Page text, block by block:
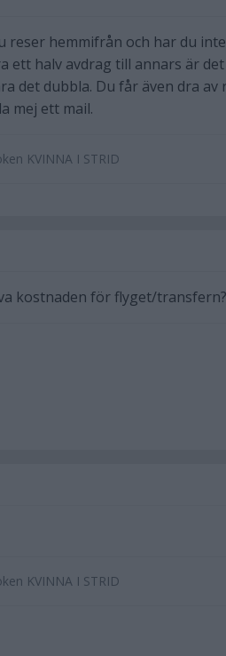
reser hemmifrån och har du
ett halv avdrag till annars är
det dubbla. Du får även dra
mej ett mail.
KVINNA I STRID
kostnaden för flyget/transfern?
KVINNA I STRID